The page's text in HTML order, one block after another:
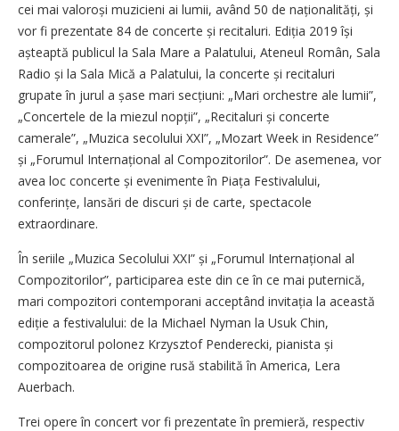
cei mai valoroși muzicieni ai lumii, având 50 de naționa­lități, și
vor fi prezentate 84 de concerte și recitaluri. Ediția 2019 își
așteaptă publicul la Sala Mare a Palatului, Ateneul Român, Sala
Radio și la Sala Mică a Palatului, la concerte și recitaluri
grupate în jurul a șase mari secțiuni: „Mari orchestre ale lumii”,
„Concertele de la miezul nopții”, „Recitaluri și concerte
camerale”, „Muzica secolului XXI”, „Mozart Week in Residence”
și „Forumul Internațional al Compozitorilor”. De asemenea, vor
avea loc concerte și evenimente în Piața Festivalului,
conferințe, lansări de discuri și de carte, spectacole
extraordinare.
În seriile „Muzica Secolului XXI” și „Forumul Internațional al
Compozitorilor”, participarea este din ce în ce mai puternică,
mari compozitori contemporani acceptând invitația la această
ediție a festivalului: de la Michael Nyman la Usuk Chin,
compozitorul polonez Krzysztof Penderecki, pianista și
compozitoarea de origine rusă stabilită în America, Lera
Auerbach.
Trei opere în concert vor fi prezentate în premieră, respectiv